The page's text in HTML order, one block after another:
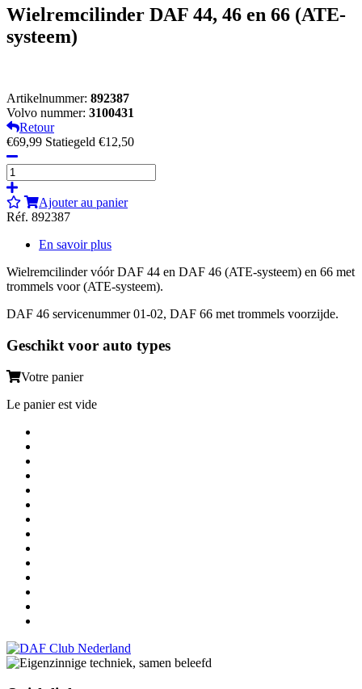
Wielremcilinder DAF 44, 46 en 66 (ATE-
systeem)
Artikelnummer: 892387
Volvo nummer: 3100431
Retour
€69,99 Statiegeld €12,50
Ajouter au panier
Réf. 892387
En savoir plus
Wielremcilinder vóór DAF 44 en DAF 46 (ATE-systeem) en 66 met
trommels voor (ATE-systeem).
DAF 46 servicenummer 01-02, DAF 66 met trommels voorzijde.
Geschikt voor auto types
Votre panier
Le panier est vide